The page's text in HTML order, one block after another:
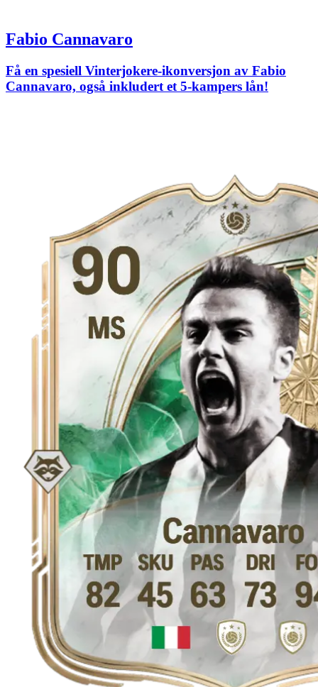
Fabio Cannavaro
Få en spesiell Vinterjokere-ikonversjon av Fabio
Cannavaro, også inkludert et 5-kampers lån!